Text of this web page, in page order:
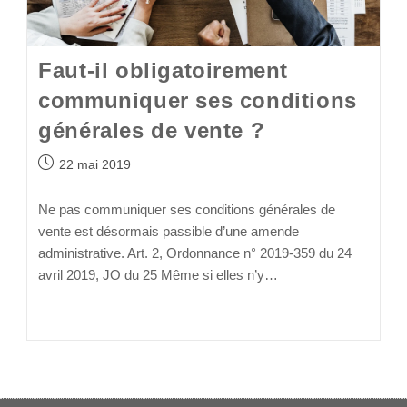
Faut-il obligatoirement
communiquer ses conditions
générales de vente ?
22 mai 2019
Ne pas communiquer ses conditions générales de
vente est désormais passible d’une amende
administrative. Art. 2, Ordonnance n° 2019-359 du 24
avril 2019, JO du 25 Même si elles n’y…